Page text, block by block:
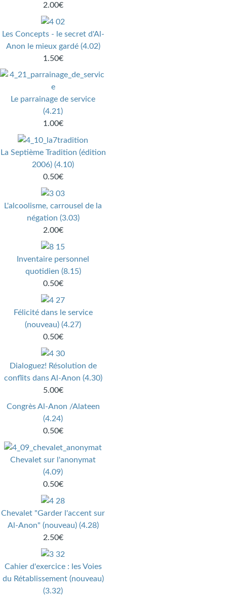
2.00€
Les Concepts - le secret d'Al-
Anon le mieux gardé (4.02)
1.50€
Le parrainage de service
(4.21)
1.00€
La Septième Tradition (édition
2006) (4.10)
0.50€
L'alcoolisme, carrousel de la
négation (3.03)
2.00€
Inventaire personnel
quotidien (8.15)
0.50€
Félicité dans le service
(nouveau) (4.27)
0.50€
Dialoguez! Résolution de
conflits dans Al‑Anon (4.30)
5.00€
Congrès Al-Anon /Alateen
(4.24)
0.50€
Chevalet sur l'anonymat
(4.09)
0.50€
Chevalet "Garder l'accent sur
Al-Anon" (nouveau) (4.28)
2.50€
Cahier d'exercice : les Voies
du Rétablissement (nouveau)
(3.32)